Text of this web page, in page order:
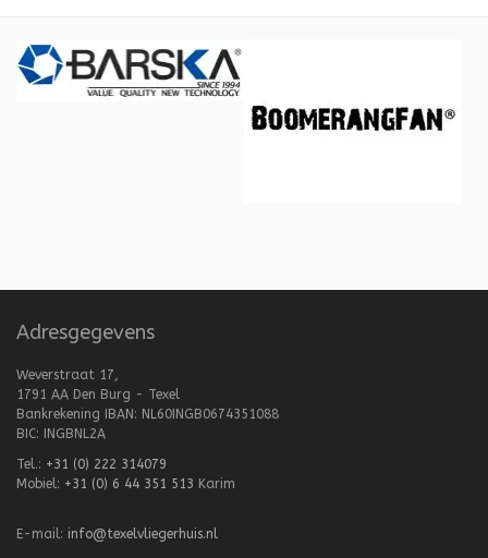
Adresgegevens
Weverstraat 17,
1791 AA Den Burg - Texel
Bankrekening IBAN: NL60INGB0674351088
BIC: INGBNL2A
Tel.: +31 (0) 222 314079
Mobiel: +31 (0) 6 44 351 513 Karim
E-mail: info@texelvliegerhuis.nl